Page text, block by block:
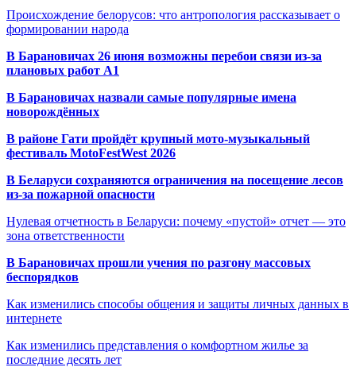
Происхождение белорусов: что антропология рассказывает о
формировании народа
В Барановичах 26 июня возможны перебои связи из-за
плановых работ A1
В Барановичах назвали самые популярные имена
новорождённых
В районе Гати пройдёт крупный мото-музыкальный
фестиваль MotoFestWest 2026
В Беларуси сохраняются ограничения на посещение лесов
из-за пожарной опасности
Нулевая отчетность в Беларуси: почему «пустой» отчет — это
зона ответственности
В Барановичах прошли учения по разгону массовых
беспорядков
Как изменились способы общения и защиты личных данных в
интернете
Как изменились представления о комфортном жилье за
последние десять лет